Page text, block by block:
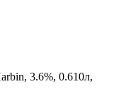
3.6%, 0.610л,